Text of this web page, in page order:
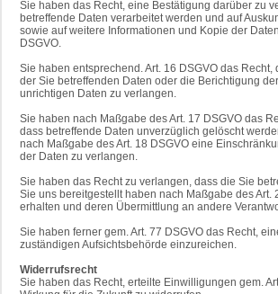
Sie haben das Recht, eine Bestätigung darüber zu
betreffende Daten verarbeitet werden und auf
sowie auf weitere Informationen und Kopie der
DSGVO.
Sie haben entsprechend. Art. 16 DSGVO das Recht,
der Sie betreffenden Daten oder die Berichtigung
unrichtigen Daten zu verlangen.
Sie haben nach Maßgabe des Art. 17 DSGVO das
dass betreffende Daten unverzüglich gelöscht
nach Maßgabe des Art. 18 DSGVO eine
der Daten zu verlangen.
Sie haben das Recht zu verlangen, dass die Sie
Sie uns bereitgestellt haben nach Maßgabe des Art.
erhalten und deren Übermittlung an andere
Sie haben ferner gem. Art. 77 DSGVO das Recht,
zuständigen Aufsichtsbehörde einzureichen.
Widerrufsrecht
Sie haben das Recht, erteilte Einwilligungen gem.